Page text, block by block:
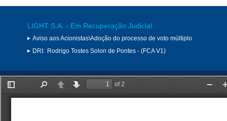
LIGHT S.A. - Em Recuperação Judicial
Aviso aos Acionistas\Adoção do processo de voto múltiplo
DRI: Rodrigo Tostes Solon de Pontes - (FCA V1)